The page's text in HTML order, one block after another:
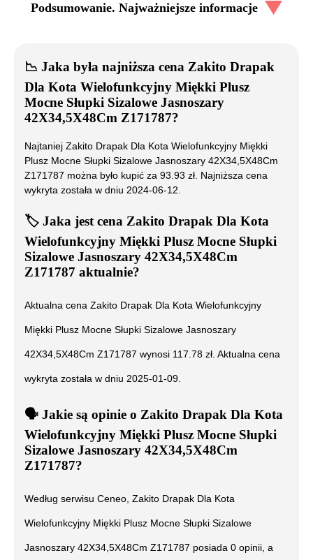
Podsumowanie. Najważniejsze informacje
📉 Jaka była najniższa cena Zakito Drapak
Dla Kota Wielofunkcyjny Miękki Plusz
Mocne Słupki Sizalowe Jasnoszary
42X34,5X48Cm Z171787?
Najtaniej Zakito Drapak Dla Kota Wielofunkcyjny Miękki
Plusz Mocne Słupki Sizalowe Jasnoszary 42X34,5X48Cm
Z171787 można było kupić za 93.93 zł. Najniższa cena
wykryta została w dniu 2024-06-12
🏷️ Jaka jest cena Zakito Drapak Dla Kota
Wielofunkcyjny Miękki Plusz Mocne Słupki
Sizalowe Jasnoszary 42X34,5X48Cm
Z171787 aktualnie?
Aktualna cena Zakito Drapak Dla Kota Wielofunkcyjny
Miękki Plusz Mocne Słupki Sizalowe Jasnoszary
42X34,5X48Cm Z171787 wynosi 117.78 zł. Aktualna cena
wykryta została w dniu 2025-01-09
🗣️ ️ Jakie są opinie o Zakito Drapak Dla Kota
Wielofunkcyjny Miękki Plusz Mocne Słupki
Sizalowe Jasnoszary 42X34,5X48Cm
Z171787?
Według serwisu Ceneo, Zakito Drapak Dla Kota
Wielofunkcyjny Miękki Plusz Mocne Słupki Sizalowe
Jasnoszary 42X34,5X48Cm Z171787 posiada 0 opinii, a